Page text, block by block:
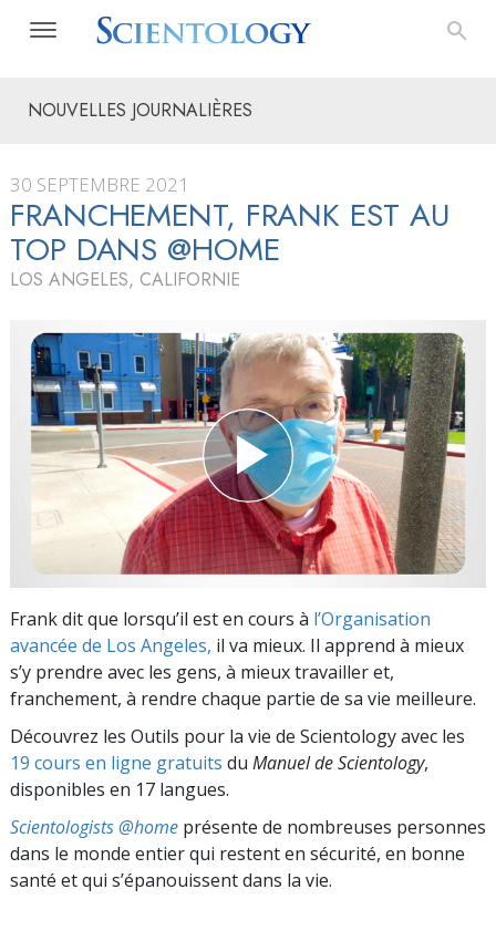
NOUVELLES JOURNALIÈRES
30 SEPTEMBRE 2021
FRANCHEMENT, FRANK EST AU
TOP DANS @HOME
LOS ANGELES, CALIFORNIE
Frank dit que lorsqu’il est en cours à l’Organisation
avancée de Los Angeles, il va mieux. Il apprend à mieux
s’y prendre avec les gens, à mieux travailler et,
franchement, à rendre chaque partie de sa vie meilleure.
Découvrez les Outils pour la vie de Scientology avec les
19 cours en ligne gratuits du Manuel de Scientology,
disponibles en 17 langues.
Scientologists @home présente de nombreuses personnes
dans le monde entier qui restent en sécurité, en bonne
santé et qui s’épanouissent dans la vie.